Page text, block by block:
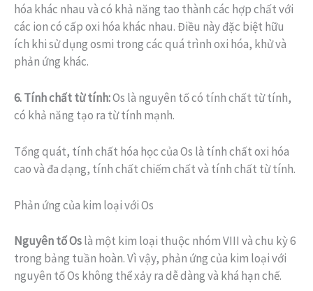
hóa khác nhau và có khả năng tao thành các hợp chất với
các ion có cấp oxi hóa khác nhau. Điều này đặc biệt hữu
ích khi sử dụng osmi trong các quá trình oxi hóa, khử và
phản ứng khác.
6. Tính chất từ tính:Os là nguyên tố có tính chất từ tính,
có khả năng tạo ra từ tính mạnh.
Tổng quát, tính chất hóa học của Os là tính chất oxi hóa
cao và đa dạng, tính chất chiếm chất và tính chất từ tính.
Phản ứng của kim loại với Os
Nguyên tố Oslà một kim loại thuộc nhóm VIII và chu kỳ 6
trong bảng tuần hoàn. Vì vậy, phản ứng của kim loại với
nguyên tố Os không thể xảy ra dễ dàng và khá hạn chế.